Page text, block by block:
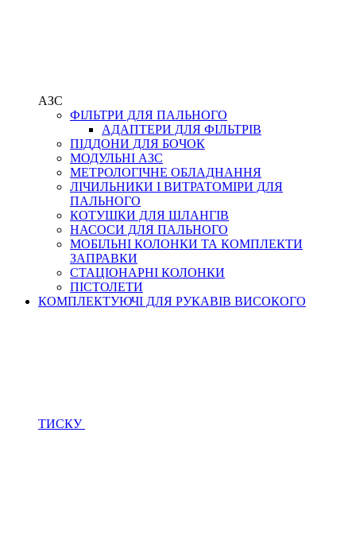
АЗС
ФІЛЬТРИ ДЛЯ ПАЛЬНОГО
АДАПТЕРИ ДЛЯ ФІЛЬТРІВ
ПІДДОНИ ДЛЯ БОЧОК
МОДУЛЬНІ АЗС
МЕТРОЛОГІЧНЕ ОБЛАДНАННЯ
ЛІЧИЛЬНИКИ І ВИТРАТОМІРИ ДЛЯ
ПАЛЬНОГО
КОТУШКИ ДЛЯ ШЛАНГІВ
НАСОСИ ДЛЯ ПАЛЬНОГО
МОБІЛЬНІ КОЛОНКИ ТА КОМПЛЕКТИ
ЗАПРАВКИ
СТАЦІОНАРНІ КОЛОНКИ
ПІСТОЛЕТИ
КОМПЛЕКТУЮЧІ ДЛЯ РУКАВІВ ВИСОКОГО
ТИСКУ